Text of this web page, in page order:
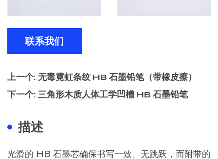
联系我们
上一个: 无毒霓虹条纹 HB 石墨铅笔（带橡皮擦）
下一个: 三角形木质人体工学凹槽 HB 石墨铅笔
描述
光滑的 HB 石墨芯确保书写一致、无跳跃，而附带的